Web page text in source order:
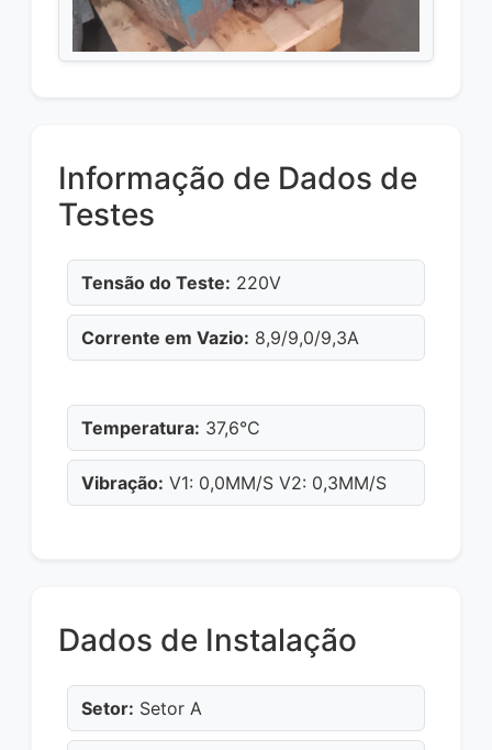
Informação de Dados de
Testes
Tensão do Teste: 220V
Corrente em Vazio: 8,9/9,0/9,3A
Temperatura: 37,6°C
Vibração: V1: 0,0MM/S V2: 0,3MM/S
Dados de Instalação
Setor: Setor A